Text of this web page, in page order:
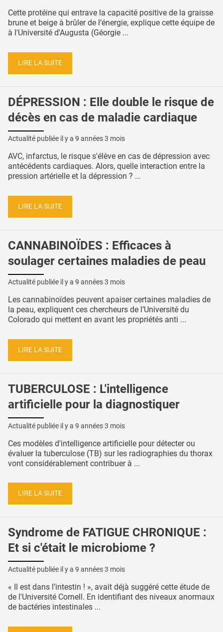
Cette protéine qui entrave la capacité positive de la graisse
brune et beige à brûler de l’énergie, explique cette équipe de
à l'Université d'Augusta (Géorgie ...
LIRE LA SUITE
DÉPRESSION : Elle double le risque de
décès en cas de maladie cardiaque
Actualité publiée il y a 9 années 3 mois
AVC, infarctus, le risque s'élève en cas de dépression avec
antécédents cardiaques. Alors, quelle interaction entre la
pression artérielle et la dépression ? ...
LIRE LA SUITE
CANNABINOÏDES : Efficaces à
soulager certaines maladies de peau
Actualité publiée il y a 9 années 3 mois
Les cannabinoïdes peuvent apaiser certaines maladies de
la peau, expliquent ces chercheurs de l’Université du
Colorado qui mettent en avant les propriétés anti ...
LIRE LA SUITE
TUBERCULOSE : L'intelligence
artificielle pour la diagnostiquer
Actualité publiée il y a 9 années 3 mois
Ces modèles d'intelligence artificielle pour détecter ou
évaluer la tuberculose (TB) sur les radiographies du thorax
vont considérablement contribuer à ...
LIRE LA SUITE
Syndrome de FATIGUE CHRONIQUE :
Et si c'était le microbiome ?
Actualité publiée il y a 9 années 3 mois
« Il est dans l’intestin ! », avait déjà suggéré cette étude de
de l'Université Cornell. En identifiant des niveaux anormaux
de bactéries intestinales ...